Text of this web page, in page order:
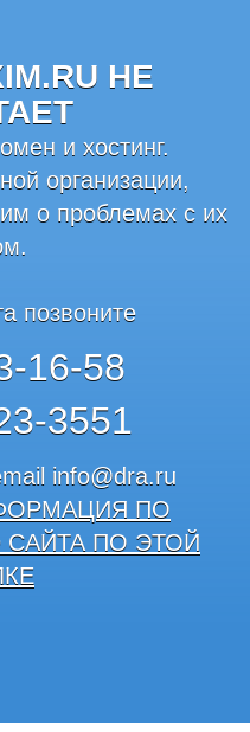
НЕ
и хостинг.
организации,
о проблемах с их
позвоните
16-58
3551
info@dra.ru
ПО
ПО ЭТОЙ